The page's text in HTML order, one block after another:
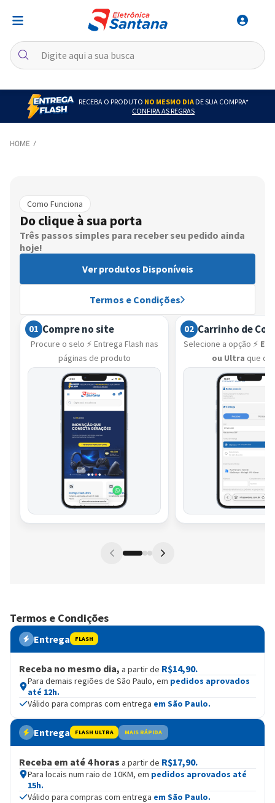
RECEBA O PRODUTO NO MESMO DIADE SUA COMPRA*
CONFIRA AS REGRAS
Como Funciona
Do clique à sua porta
Três passos simples para receber seu pedido ainda
hoje!
Ver produtos Disponíveis
Termos e Condições
01 Compre no site
Procure o selo ⚡ Entrega Flash nas
páginas de produto
02 Carrinho de
Selecione a opção ⚡
ou Ultra que
Termos e Condições
Entrega FLASH
Receba no mesmo dia, a partir de R$14,90.
Para demais regiões de São Paulo, em pedidos aprovados
até 12h.
Válido para compras com entrega em São Paulo.
Entrega FLASH ULTRA MAIS RÁPIDA
Receba em até 4 horas a partir de R$17,90.
Para locais num raio de 10KM, em pedidos aprovados até
15h.
Válido para compras com entrega em São Paulo.